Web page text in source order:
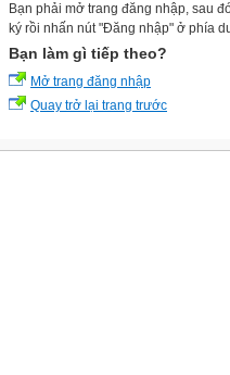
Bạn phải mở trang đăng nhập, sau
ký rồi nhấn nút "Đăng nhập" ở phía
Bạn làm gì tiếp theo?
Mở trang đăng nhập
Quay trở lại trang trước